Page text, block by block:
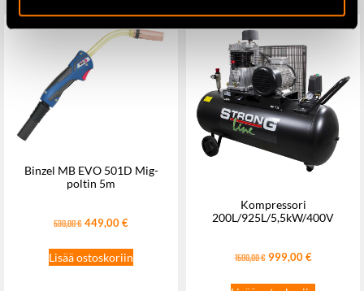
Binzel MB EVO 501D Mig-
poltin 5m
530,00€449,00€
Lisää ostoskoriin
Kompressori
200L/925L/5,5kW/400V
1590,00€ 999,00€